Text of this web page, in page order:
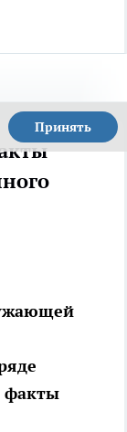
Принять
факты